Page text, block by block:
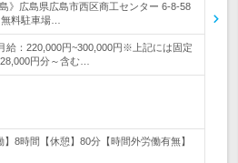
》広島県広島市西区商工センター 6-8-58
料駐車場…
給：220,000円~300,000円※上記には固定
円分～含む…
8時間【休憩】80分【時間外労働有無】